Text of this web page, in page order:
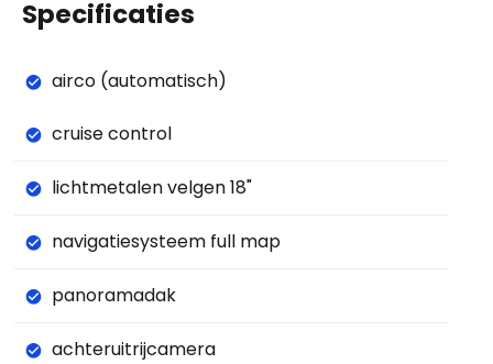
Specificaties
airco (automatisch)
cruise control
lichtmetalen velgen 18"
navigatiesysteem full map
panoramadak
achteruitrijcamera